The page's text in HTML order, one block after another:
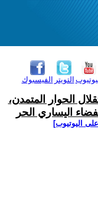
الفيسبوك التويتر
الحوار المتمدن،
اليساري الحر
اليوتيوب]